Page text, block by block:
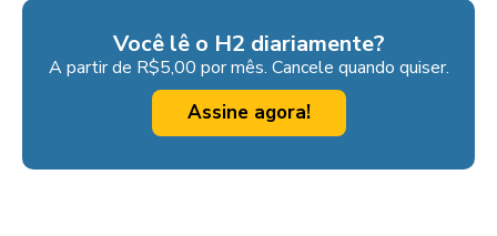
Você lê o H2 diariamente?
A partir de R$5,00 por mês. Cancele quando quiser.
Assine agora!